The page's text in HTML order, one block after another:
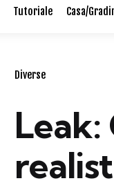
Tutoriale Casa/
Categories
Diverse
Leak: